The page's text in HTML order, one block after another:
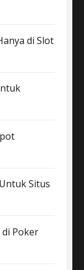
di Slot
Situs
Poker